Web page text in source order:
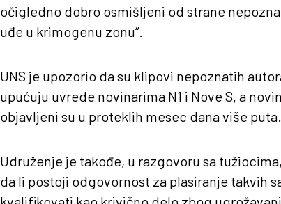
očigledno dobro osmišljeni od strane
uđe u krimogenu zonu“.
UNS je upozorio da su klipovi nepoznatih
upućuju uvrede novinarima N1 i Nove S, a
objavljeni su u proteklih mesec dana više puta.
Udruženje je takođe, u razgovoru sa
da li postoji odgovornost za plasiranje takvih